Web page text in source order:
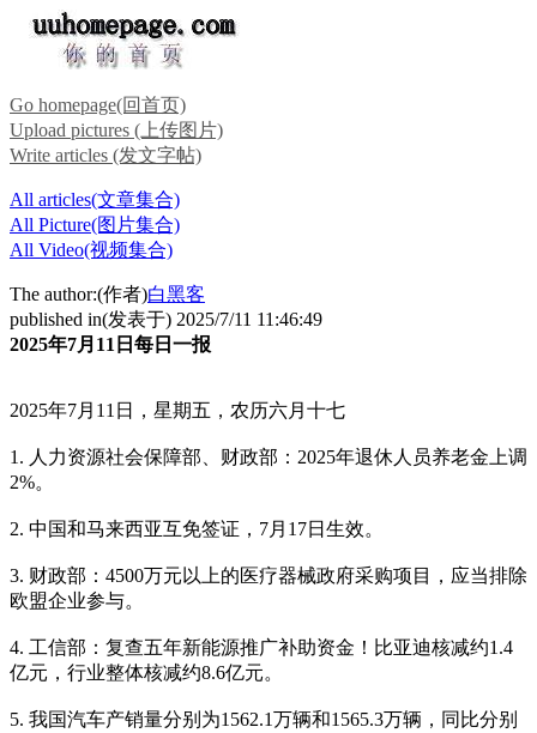
Go homepage(回首页)
Upload pictures (上传图片)
Write articles (发文字帖)
All articles(文章集合)
All Picture(图片集合)
All Video(视频集合)
The author:(作者)白黑客
published in(发表于) 2025/7/11 11:46:49
2025年7月11日每日一报
2025年7月11日，星期五，农历六月十七
1. 人力资源社会保障部、财政部：2025年退休人员养老金上调
2%。
2. 中国和马来西亚互免签证，7月17日生效。
3. 财政部：4500万元以上的医疗器械政府采购项目，应当排除
欧盟企业参与。
4. 工信部：复查五年新能源推广补助资金！比亚迪核减约1.4
亿元，行业整体核减约8.6亿元。
5. 我国汽车产销量分别为1562.1万辆和1565.3万辆，同比分别